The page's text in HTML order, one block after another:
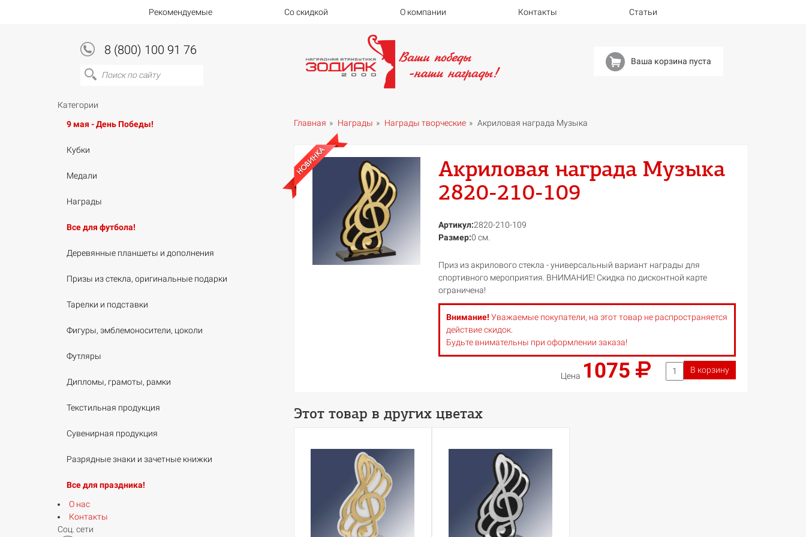
Рекомендуемые Со скидкой О компании Контакты Статьи
8 (800) 100 91 76
Ваша корзина пуста
Категории
9 мая - День Победы!
Кубки
Медали
Награды
Все для футбола!
Деревянные планшеты и дополнения
Призы из стекла, оригинальные подарки
Тарелки и подставки
Фигуры, эмблемоносители, цоколи
Футляры
Дипломы, грамоты, рамки
Текстильная продукция
Сувенирная продукция
Разрядные знаки и зачетные книжки
Все для праздника!
О нас
Контакты
Соц. сети
Главная Награды Награды творческие Акриловая награда Музыка
Акриловая награда Музыка
2820-210-109
Артикул:2820-210-109
Размер:0 см.
Приз из акрилового стекла - универсальный вариант награды для
спортивного мероприятия. ВНИМАНИЕ! Скидка по дисконтной карте
ограничена!
Цена 1075 В корзину
Внимание! Уважаемые покупатели, на этот товар не распространяется
действие скидок.
Будьте внимательны при оформлении заказа!
Этот товар в других цветах